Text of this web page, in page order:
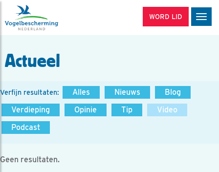
WORD LID
Actueel
Verfijn resultaten: Alles Nieuws
Blog
Verdieping
Opinie Tip
Video
Podcast
Geen resultaten.